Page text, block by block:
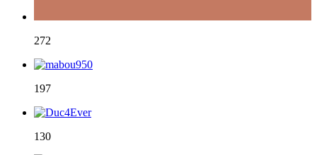
272
197
130